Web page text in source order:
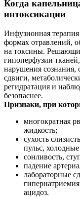
Когда
интоксикации
Инфузионная
формах отравлений,
на токсины.
гипоперфузии
нарушения сознания,
сдвиги,
регидратация и
безопаснее.
Признаки, при
многократная
жидкость;
сухость
пульс,
сонливость,
падение
лабораторные
ацидоз.